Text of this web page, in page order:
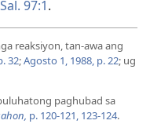
Sal. 97:1.
reaksiyon, tan-awa ang
32;Agosto 1, 1988, p. 22; ug
paghubad sa
p. 120-121, 123-124.